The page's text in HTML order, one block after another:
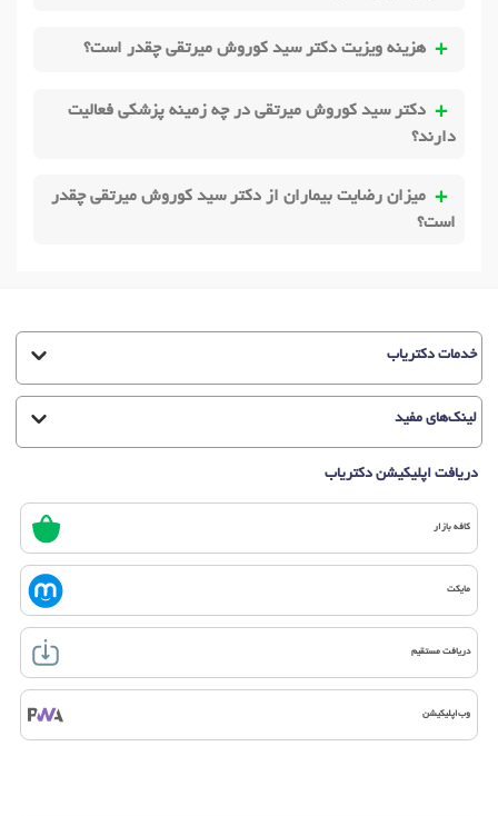
هزینه ویزیت دکتر سید کوروش میرتقی چقدر است؟
دکتر سید کوروش میرتقی در چه زمینه پزشکی فعالیت
دارند؟
میزان رضایت بیماران از دکتر سید کوروش میرتقی چقدر
است؟
خدمات دکتریاب
لینک‌های مفید
دریافت اپلیکیشن دکتریاب
کافه بازار
مایکت
دریافت مستقیم
وب‌اپلیکیشن